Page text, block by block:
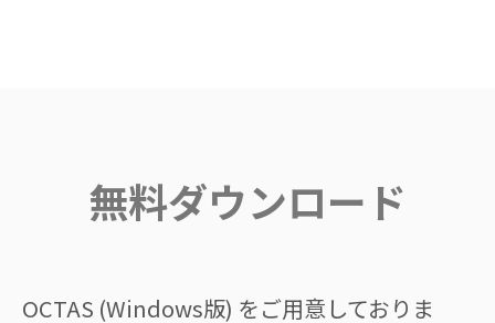
無料ダウンロード
OCTAS (Windows版) をご用意しておりま